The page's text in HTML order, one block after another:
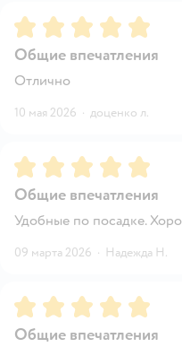
Рейтинг:5
Общие впечатления
Отлично
10 мая 2026 · доценко л.
Рейтинг:5
Общие впечатления
Удобные по посадке.
09 марта 2026 · Надежда Н.
Рейтинг:5
Общие впечатления